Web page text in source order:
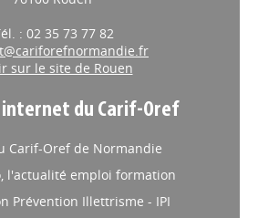
: 02 35 73 77 82
sur le site de Rouen
internet du Carif-Oref
Carif-Oref de Normandie
l'actualité emploi formation
Prévention Illettrisme - IPI